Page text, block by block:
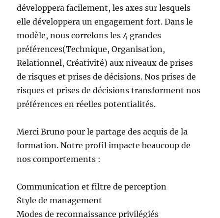
développera facilement, les axes sur lesquels
elle développera un engagement fort. Dans le
modèle, nous correlons les 4 grandes
préférences(Technique, Organisation,
Relationnel, Créativité) aux niveaux de prises
de risques et prises de décisions. Nos prises de
risques et prises de décisions transforment nos
préférences en réelles potentialités.
Merci Bruno pour le partage des acquis de la
formation. Notre profil impacte beaucoup de
nos comportements :
Communication et filtre de perception
Style de management
Modes de reconnaissance privilégiés